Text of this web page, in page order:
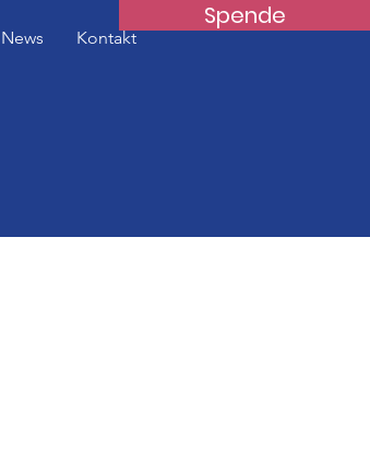
Spende
News Kontakt